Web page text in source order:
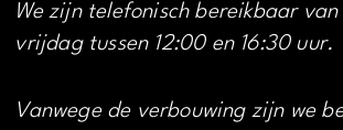
We zijn telefonisch bereikbaar
vrijdag tussen 12:00 en 16:30 uur.
Vanwege de verbouwing zijn we